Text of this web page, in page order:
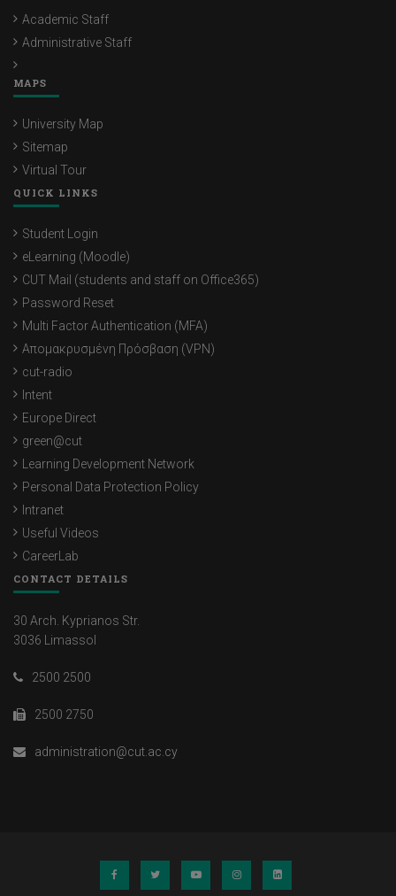
Academic Staff
Administrative Staff
MAPS
University Map
Sitemap
Virtual Tour
QUICK LINKS
Student Login
eLearning (Moodle)
CUT Mail (students and staff on Office365)
Password Reset
Multi Factor Authentication (MFA)
Απομακρυσμένη Πρόσβαση (VPN)
cut-radio
Intent
Europe Direct
green@cut
Learning Development Network
Personal Data Protection Policy
Intranet
Useful Videos
CareerLab
CONTACT DETAILS
30 Arch. Kyprianos Str.
3036 Limassol
2500 2500
2500 2750
administration@cut.ac.cy